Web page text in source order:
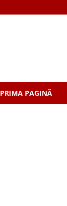
PRIMA PAGINĂ